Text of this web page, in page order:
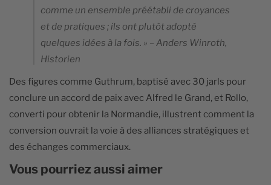
comme un ensemble préétabli de croyances
et de pratiques ; ils ont plutôt adopté
quelques idées à la fois. » – Anders Winroth,
Historien
Des figures comme Guthrum, baptisé avec 30 jarls pour
conclure un accord de paix avec Alfred le Grand, et Rollo,
converti pour obtenir la Normandie, illustrent comment la
conversion ouvrait la voie à des alliances stratégiques et
des échanges commerciaux.
Vous pourriez aussi aimer